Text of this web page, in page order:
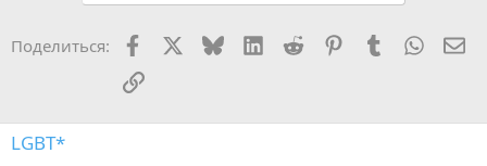
Поделиться: Facebook BlueskyLinkedIn
Reddit PinterestTumblr
Ссылка
LGBT*